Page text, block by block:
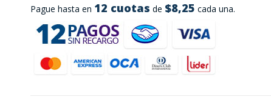
Pague hasta en 12 cuotas de $8,25 cada una.